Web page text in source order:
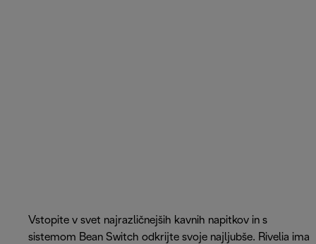
Vstopite v svet najrazličnejših kavnih napitkov in s
sistemom Bean Switch odkrijte svoje najljubše. Rivelia ima